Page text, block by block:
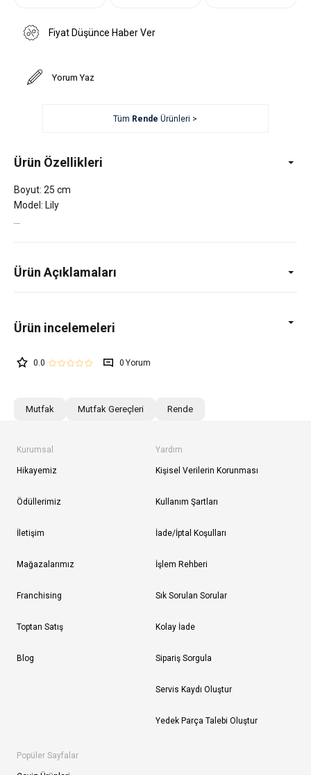
Fiyat Düşünce Haber Ver
Yorum Yaz
Tüm Rende Ürünleri >
Ürün Özellikleri
Boyut: 25 cm
Model: Lily
Ürün Açıklamaları
0.0 0
Mutfak Mutfak Gereçleri Rende
Kurumsal
Hikayemiz
Ödüllerimiz
İletişim
Mağazalarımız
Franchising
Toptan Satış
Blog
Yardım
Kişisel Verilerin Korunması
Kullanım Şartları
İade/İptal Koşulları
İşlem Rehberi
Sık Sorulan Sorular
Kolay İade
Sipariş Sorgula
Servis Kaydı Oluştur
Yedek Parça Talebi Oluştur
Popüler Sayfalar